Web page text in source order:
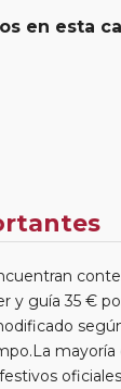
en esta
y guía 35 €